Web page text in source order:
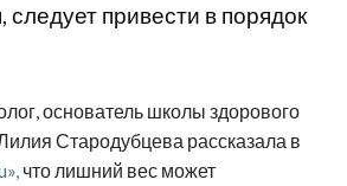
привести в порядок
основатель школы здорового
Стародубцева рассказала в
что лишний вес может